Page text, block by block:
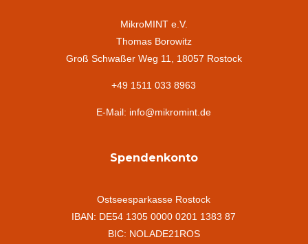
MikroMINT e.V.
Thomas Borowitz
Groß Schwaßer Weg 11, 18057 Rostock
+49 1511 033 8963
E-Mail: info@mikromint.de
Spendenkonto
Ostseesparkasse Rostock
IBAN: DE54 1305 0000 0201 1383 87
BIC: NOLADE21ROS